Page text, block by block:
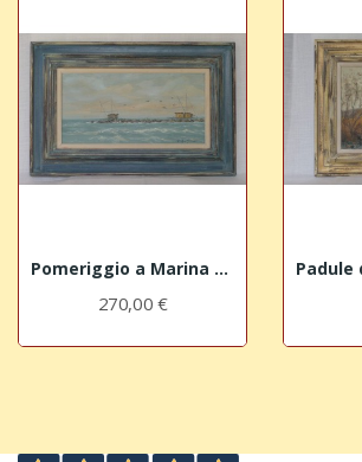
Pomeriggio a Marina di Pisa Bocca d'Arno
270,00 €